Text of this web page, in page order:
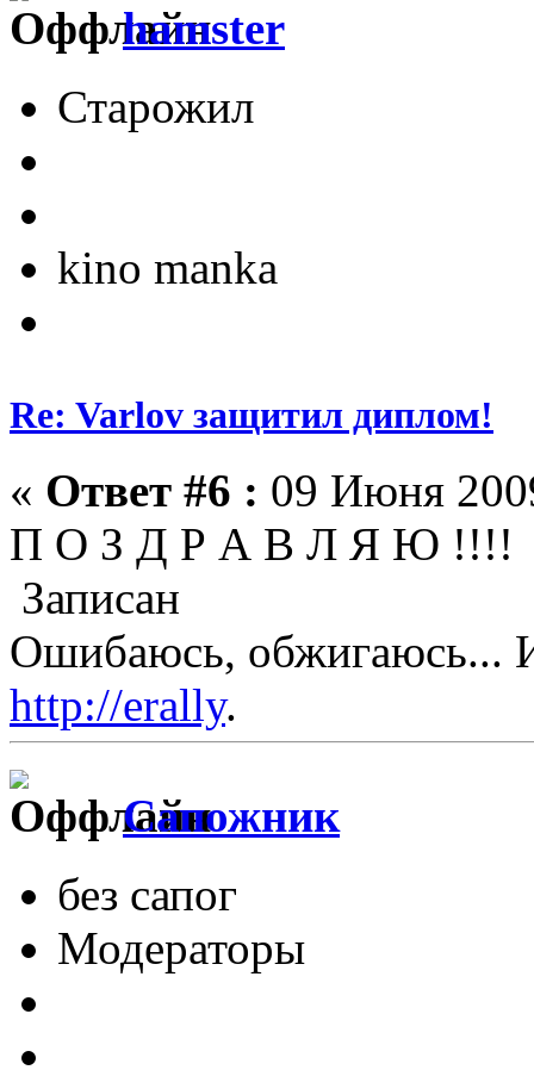
hamster
Старожил
kino manka
Re: Varlov защитил диплом!
« Ответ #6 : 09 Июня
П О З Д Р А В Л Я Ю !!!!
Записан
Ошибаюсь, обжигаюсь...
http://erally.
Сапожник
без сапог
Модераторы